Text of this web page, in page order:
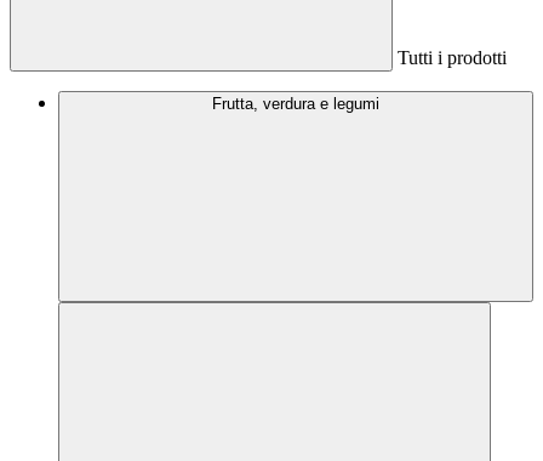
Tutti i prodotti
Frutta, verdura e legumi